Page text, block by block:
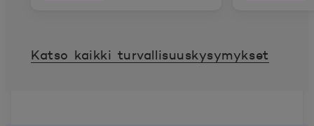
Katso kaikki turvallisuuskysymykset